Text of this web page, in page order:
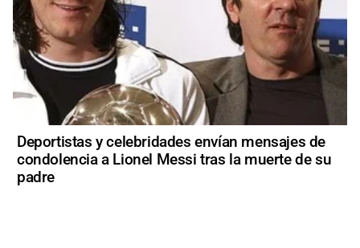
Deportistas y celebridades envían mensajes de
condolencia a Lionel Messi tras la muerte de su
padre